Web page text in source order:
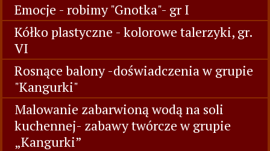
Emocje - robimy "Gnotka"- gr I
Kółko plastyczne - kolorowe talerzyki, gr.
VI
Rosnące balony -doświadczenia w grupie
"Kangurki"
Malowanie zabarwioną wodą na soli
kuchennej- zabawy twórcze w grupie
„Kangurki”